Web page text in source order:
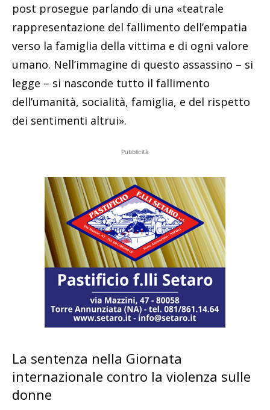
post prosegue parlando di una «teatrale
rappresentazione del fallimento dell’empatia
verso la famiglia della vittima e di ogni valore
umano. Nell’immagine di questo assassino – si
legge – si nasconde tutto il fallimento
dell’umanità, socialità, famiglia, e del rispetto
dei sentimenti altrui».
Pubblicità
La sentenza nella Giornata
internazionale contro la violenza sulle
donne